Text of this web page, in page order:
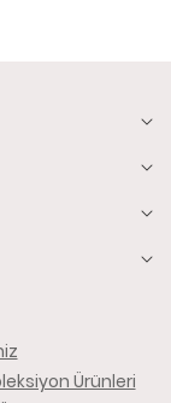
Ürünleri